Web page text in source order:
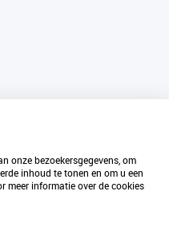
onze bezoekersgegevens, om
inhoud te tonen en om u een
meer informatie over de cookies